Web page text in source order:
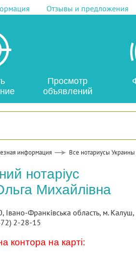
Отзывы и предложения
Просмотр
объявлений
информация Все нотариусы Украины
нотаріус
Михайлівна
Івано-Франківська область, м.
2-28-15
контора на карті: